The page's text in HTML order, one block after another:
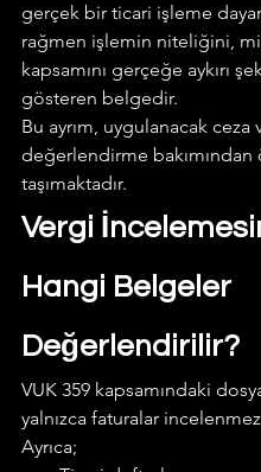
gerçek bir ticari işleme
rağmen işlemin niteliğini,
kapsamını gerçeğe aykırı
gösteren belgedir.
Bu ayrım, uygulanacak ceza
değerlendirme bakımından
taşımaktadır.
Vergi
Hangi Belgeler
Değerlendirilir?
VUK 359 kapsamındaki
yalnızca faturalar
Ayrıca;